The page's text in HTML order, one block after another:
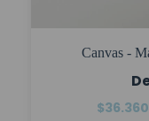
Canvas -